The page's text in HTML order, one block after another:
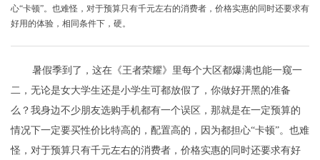
心“卡顿”。也难怪，对于预算只有千元左右的消费者，价格实惠的同时还要求有
好用的体验，相同条件下，硬。
暑假季到了，这在《王者荣耀》里每个大区都爆满也能一窥一
二，无论是女大学生还是小学生可都放假了，你做好开黑的准备
么？我身边不少朋友选购手机都有一个误区，那就是在一定预算的
情况下一定要买性价比特高的，配置高的，因为都担心“卡顿”。也难
怪，对于预算只有千元左右的消费者，价格实惠的同时还要求有好